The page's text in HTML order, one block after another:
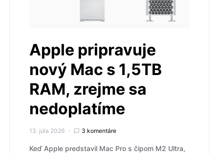
Apple pripravuje
nový Mac s 1,5TB
RAM, zrejme sa
nedoplatíme
13. júla 2026 3 komentáre
Keď Apple predstavil Mac Pro s čipom M2 Ultra,